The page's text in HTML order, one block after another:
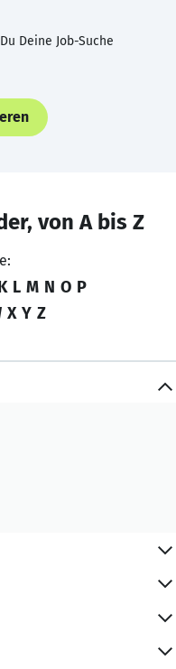
Deine Job-Suche
von A bis Z
L M N O P
X Y Z